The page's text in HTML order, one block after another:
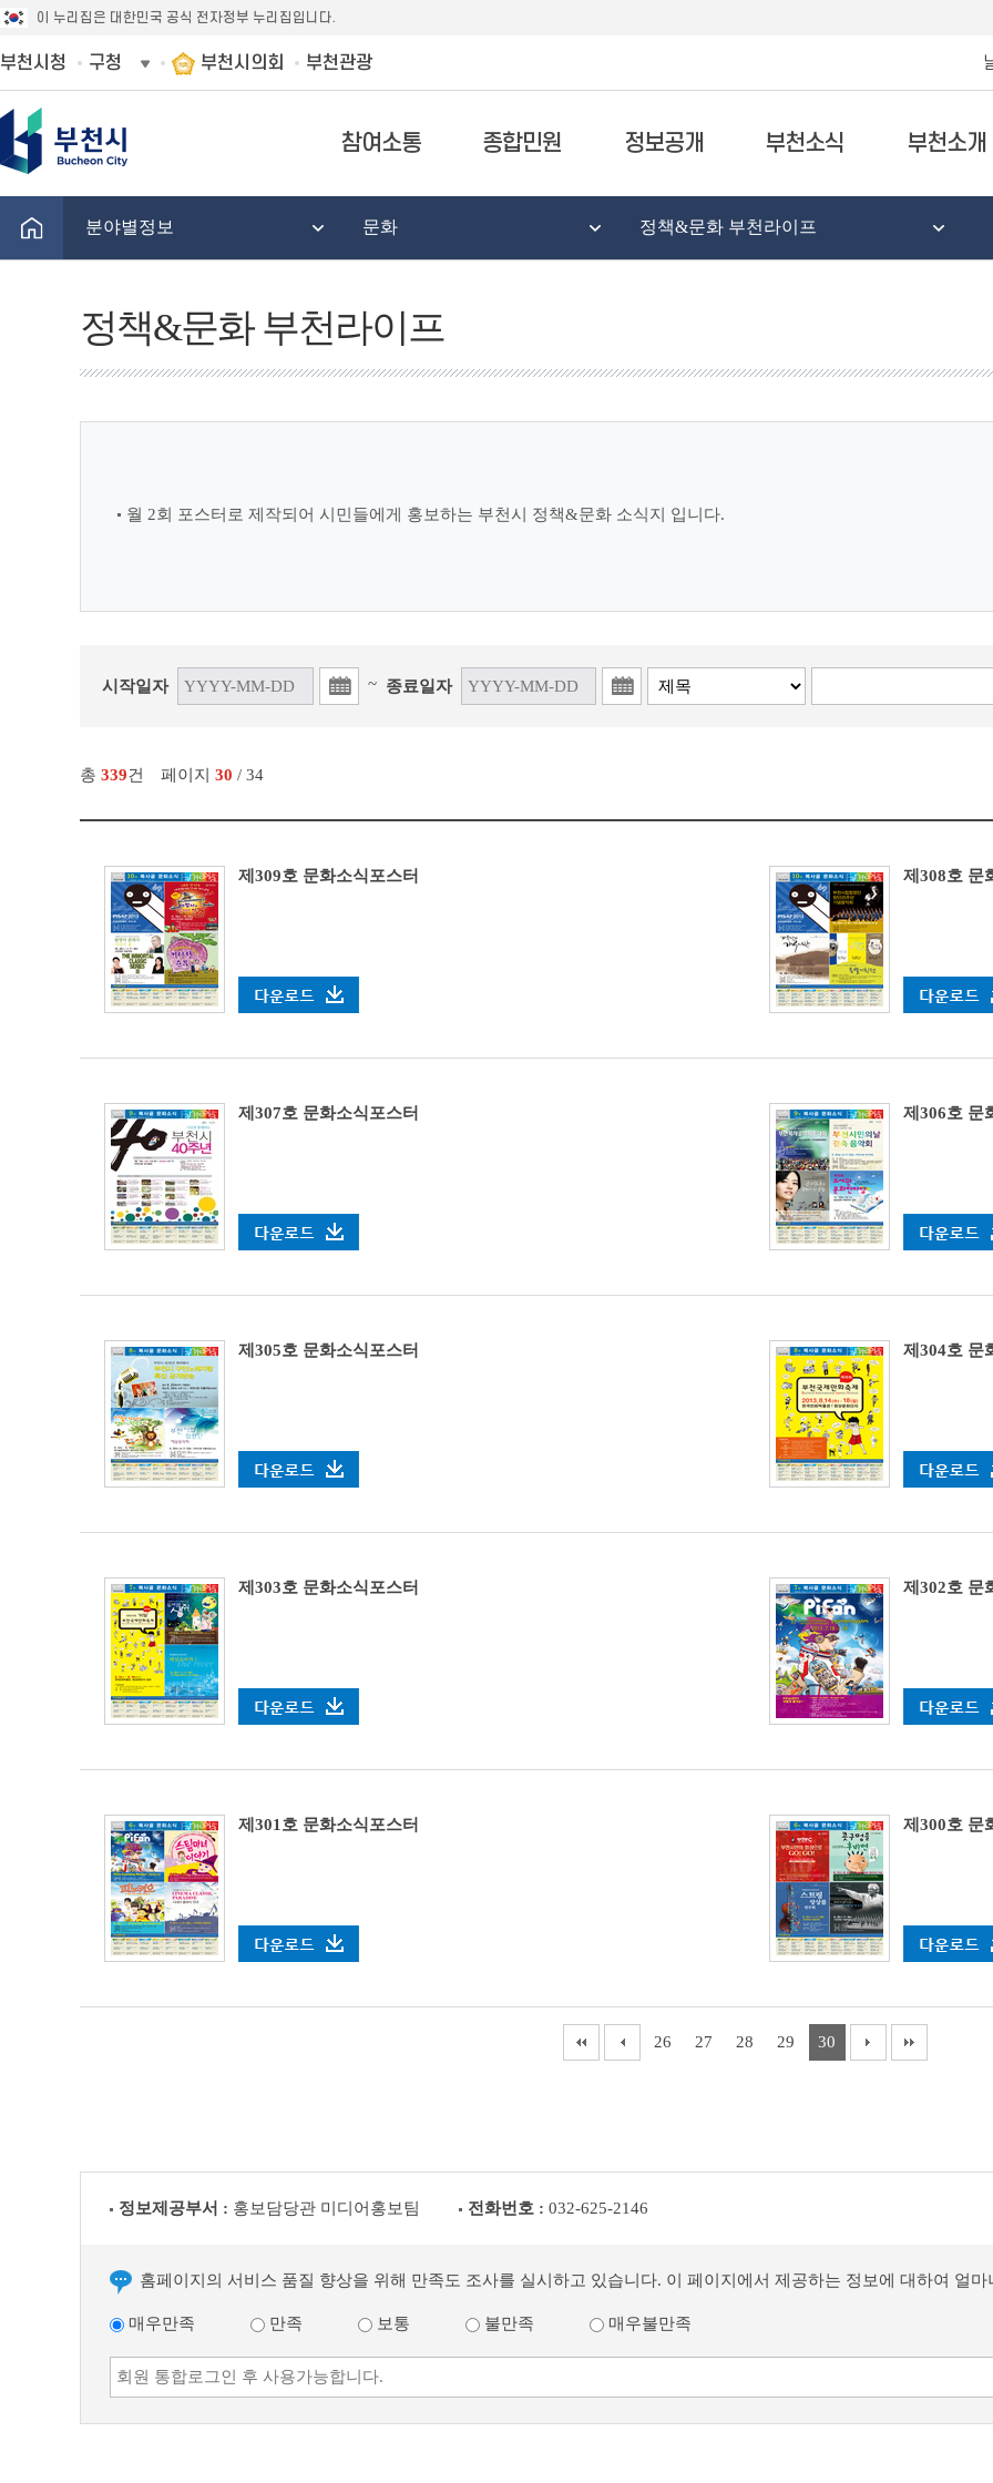
이 누리집은 대한민국 공식 전자정부 누리집입니다.
부천시청 구청 부천시의회 부천관광
참여소통 종합민원 정보공개 부천소식 부천소개
분야별정보 문화 정책&문화 부천라이프
정책&문화 부천라이프
월 2회 포스터로 제작되어 시민들에게 홍보하는 부천시 정책&문화 소식지 입니다.
시작일자 ~ 종료일자
총 339건 페이지 30 / 34
제309호 문화소식포스터 제308호 문
제307호 문화소식포스터 제306호 문
제305호 문화소식포스터 제304호 문
제303호 문화소식포스터 제302호 문
제301호 문화소식포스터 제300호 문
26 27 28 29 30
정보제공부서 : 홍보담당관 미디어홍보팀 전화번호 : 032-625-2146
홈페이지의 서비스 품질 향상을 위해 만족도 조사를 실시하고 있습니다. 이 페이지에서 제공하는 정보에 대하여 얼마
매우만족 만족 보통 불만족 매우불만족